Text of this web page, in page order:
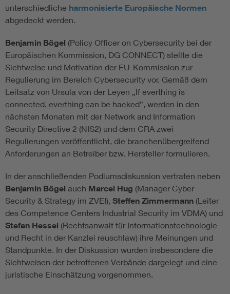
unterschiedliche harmonisierte Europäische Normen
abgedeckt werden.
Benjamin Bögel (Policy Officer on Cybersecurity bei der
Europäischen Kommission, DG CONNECT) stellte die
Sichtweise und Motivation der EU-Kommission zur
Regulierung im Bereich Cybersecurity vor. Gemäß dem
Leitsatz von Ursula von der Leyen „If everthing is
connected, everthing can be hacked”, werden in den
nächsten Monaten mit der Network and Information
Security Directive 2 (NIS2) und dem CRA zwei
Regulierungen veröffentlicht, die branchenübergreifend
Anforderungen an Betreiber bzw. Hersteller formulieren.
In der anschließenden Podiumsdiskussion vertraten neben
Benjamin Bögel auch Marcel Hug (Manager Cyber
Security & Strategy im ZVEI), Steffen Zimmermann (Leiter
des Competence Centers Industrial Security im VDMA) und
Stefan Hessel (Rechtsanwalt für Informationstechnologie
und Recht in der Kanzlei reuschlaw) ihre Meinungen und
Standpunkte. In der Diskussion wurden insbesondere die
Sichtweisen der betroffenen Verbände dargelegt und eine
juristische Einschätzung vorgenommen.